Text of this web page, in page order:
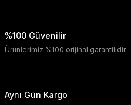
%100 Güvenilir
Ürünlerimiz %100 orijinal garantilidir.
Aynı Gün Kargo